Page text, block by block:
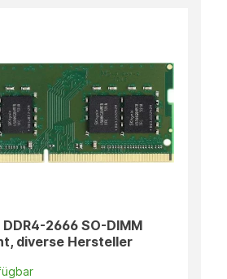
DDR4-2666 SO-DIMM
diverse Hersteller